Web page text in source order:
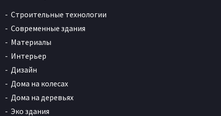
Строительные технологии
Современные здания
Материалы
Интерьер
Дизайн
Дома на колесах
Дома на деревьях
Эко здания